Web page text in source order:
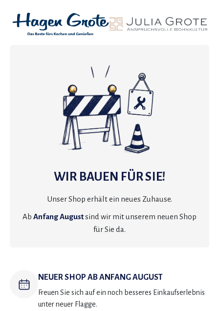
WIR BAUEN FÜR SIE!
Unser Shop erhält ein neues Zuhause.
Ab Anfang Augustsind wir mit unserem neuen Shop
für Sie da.
NEUER SHOP AB ANFANG AUGUST
Freuen Sie sich auf ein noch besseres Einkaufserlebnis
unter neuer Flagge.